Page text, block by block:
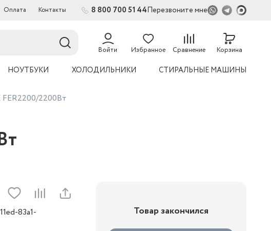
Оплата Контакты 8 800 700 51 44Перезвоните мне
Войти Избранное Сравнение
54
Корзина
НОУТБУКИ ХОЛОДИЛЬНИКИ СТИРАЛЬНЫЕ МАШИНЫ
FER2200/2200Вт
83a1-
Товар закончился